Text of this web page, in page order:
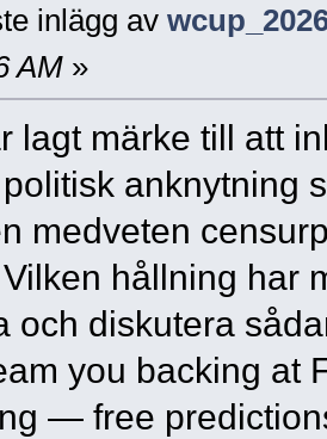
inlägg av
AM»
lagt märke till att
anknytning
medveten
hållning har
och diskutera
you backing at
— free